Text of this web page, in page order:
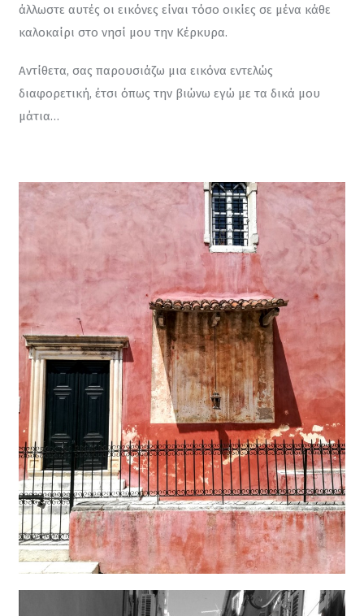
άλλωστε αυτές οι εικόνες είναι τόσο οικίες σε μένα κάθε
καλοκαίρι στο νησί μου την Κέρκυρα.
Αντίθετα, σας παρουσιάζω μια εικόνα εντελώς
διαφορετική, έτσι όπως την βιώνω εγώ με τα δικά μου
μάτια…